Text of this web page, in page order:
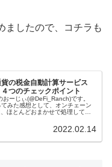
ましたので、コチラも
の税金自動計算サービス
つのチェックポイント
ーじぃ(@DeFi_Ranch)です。
てみた感想として、オンチェーン
ほとんどおまかせで処理してく
2022.02.14